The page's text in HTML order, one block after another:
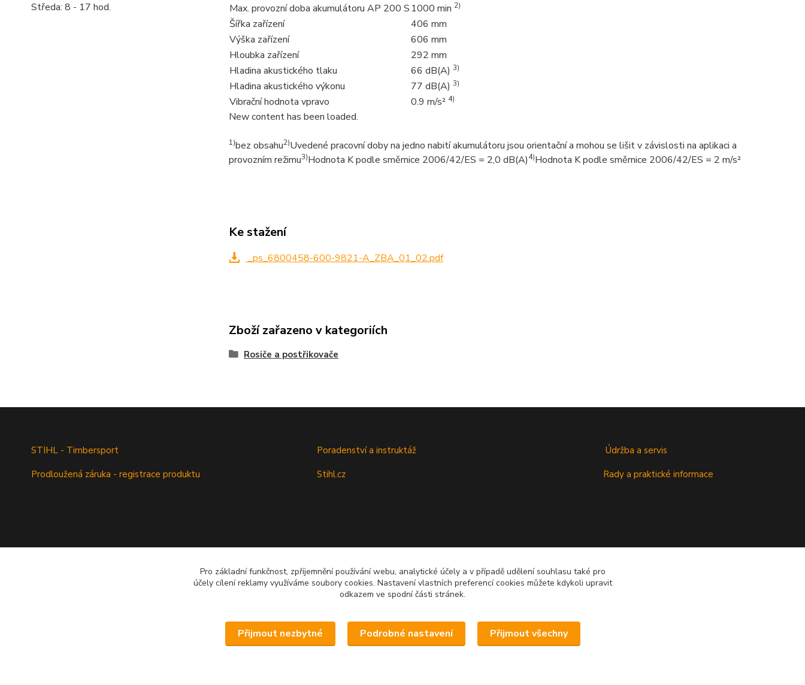
Středa: 8 - 17 hod.
Max. provozní doba akumulátoru AP 200 S 1000 min 2)
Šířka zařízení
406 mm
Výška zařízení
606 mm
Hloubka zařízení
292 mm
Hladina akustického tlaku
66 dB(A) 3)
Hladina akustického výkonu 77 dB(A) 3)
Vibrační hodnota vpravo 0.9 m/s² 4)
New content has been loaded.
1)bez obsahu2)Uvedené pracovní doby na jedno nabití akumulátoru jsou orientační a mohou se lišit v závislosti na aplikaci a
provozním režimu3)Hodnota K podle směrnice 2006/42/ES = 2,0 dB(A)4)Hodnota K podle směrnice 2006/42/ES = 2 m/s²
Ke stažení
_ps_6800458-600-9821-A_ZBA_01_02.pdf
Zboží zařazeno v kategoriích
Rosiče a postřikovače
STIHL - Timbersport
Prodloužená záruka - registrace produktu
Poradenství a instruktáž
Stihl.cz
Údržba a servis
Rady a praktické informace
Upravit sběr cookies.
Pro základní funkčnost, zpříjemnění používání webu, analytické účely a v případě udělení souhlasu také pro
účely cílení reklamy využíváme soubory cookies. Nastavení vlastních preferencí cookies můžete kdykoli upravit
odkazem ve spodní části stránek.
Přijmout nezbytné Podrobné nastavení Přijmout všechny